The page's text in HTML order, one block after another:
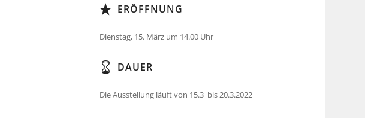
ERÖFFNUNG
Dienstag, 15. März um 14.00 Uhr
DAUER
Die Ausstellung läuft von 15.3 bis 20.3.2022